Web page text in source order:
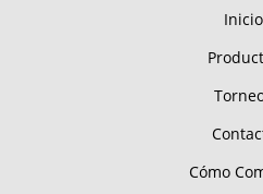
Inicio
Cómo